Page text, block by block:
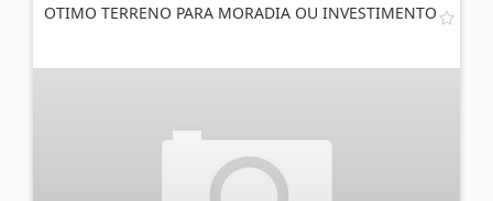
OTIMO TERRENO PARA MORADIA OU INVESTIMENTO